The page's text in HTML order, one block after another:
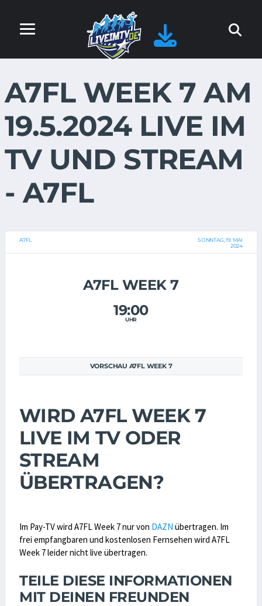
A7FL WEEK 7 AM
19.5.2024 LIVE IM
TV UND STREAM
- A7FL
A7FL
SONNTAG, 19. MAI
2024
A7FL WEEK 7
19:00
UHR
VORSCHAU A7FL WEEK 7
WIRD A7FL WEEK 7
LIVE IM TV ODER
STREAM
ÜBERTRAGEN?
Im Pay-TV wird A7FL Week 7 nur von DAZN übertragen. Im
frei empfangbaren und kostenlosen Fernsehen wird A7FL
Week 7 leider nicht live übertragen.
TEILE DIESE INFORMATIONEN
MIT DEINEN FREUNDEN